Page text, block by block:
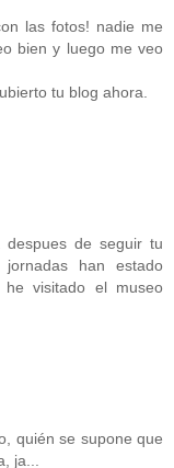
las fotos! nadie me
bien y luego me veo
tu blog ahora.
despues de seguir tu
han estado
visitado el museo
quién se supone que
ja...